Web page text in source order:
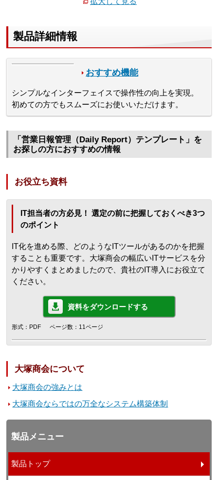
製品詳細情報
おすすめ機能
シンプルなインターフェイスで操作性の向上を実現。
初めての方でもスムーズにお使いいただけます。
「営業日報管理（Daily Report）テンプレート」を
お探しの方におすすめの情報
お役立ち資料
IT担当者の方必見！ 選定の前に把握しておくべき3つ
のポイント
IT化を進める際、どのようなITツールがあるのかを把握
することも重要です。大塚商会の幅広いITサービスを分
かりやすくまとめましたので、貴社のIT導入にお役立て
ください。
資料をダウンロードする
形式：PDF ページ数：11ページ
大塚商会について
大塚商会の強みとは
大塚商会ならではの万全なシステム構築体制
製品メニュー
製品トップ